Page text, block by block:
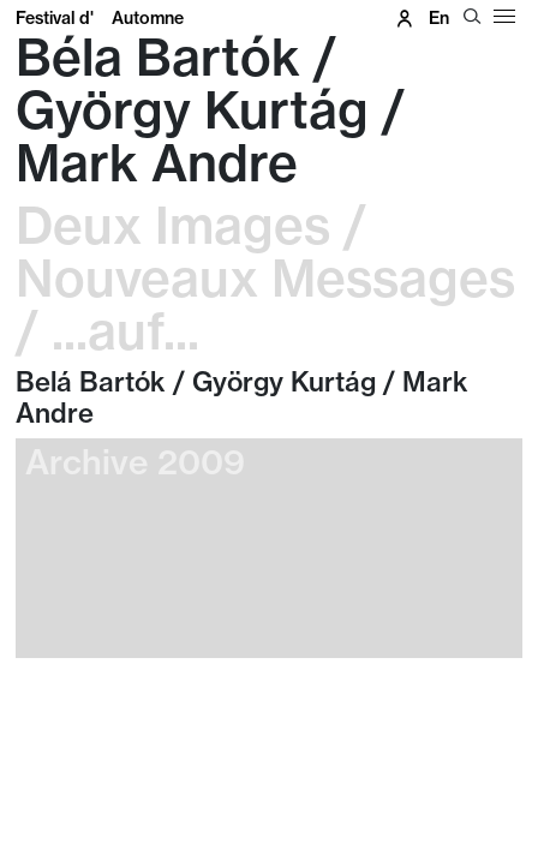
Festival d' Automne En
Béla Bartók /
György Kurtág /
Mark Andre
Deux Images /
Nouveaux Messages
/ ...auf...
Belá Bartók / György Kurtág / Mark
Andre